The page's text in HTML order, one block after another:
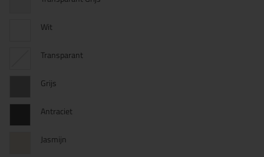
Wit
Transparant
Grijs
Antraciet
Jasmijn